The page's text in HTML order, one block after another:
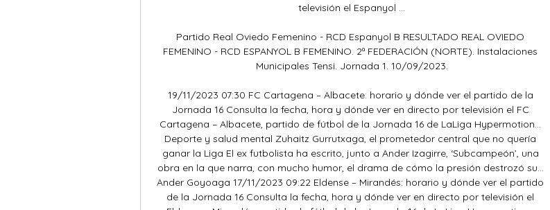
televisión el Espanyol ...
Partido Real Oviedo Femenino - RCD Espanyol B RESULTADO REAL OVIEDO
FEMENINO - RCD ESPANYOL B FEMENINO. 2ª FEDERACIÓN (NORTE). Instalaciones
Municipales Tensi. Jornada 1. 10/09/2023.
19/11/2023 07:30 FC Cartagena – Albacete: horario y dónde ver el partido de la
Jornada 16 Consulta la fecha, hora y dónde ver en directo por televisión el FC
Cartagena – Albacete, partido de fútbol de la Jornada 16 de LaLiga Hypermotion...
Deporte y salud mental Zuhaitz Gurrutxaga, el prometedor central que no quería
ganar la Liga El ex futbolista ha escrito, junto a Ander Izagirre, ‘Subcampeón’, una
obra en la que narra, con mucho humor, el drama de cómo la presión destrozó su...
Ander Goyoaga 17/11/2023 09:22 Eldense – Mirandés: horario y dónde ver el partido
de la Jornada 16 Consulta la fecha, hora y dónde ver en directo por televisión el